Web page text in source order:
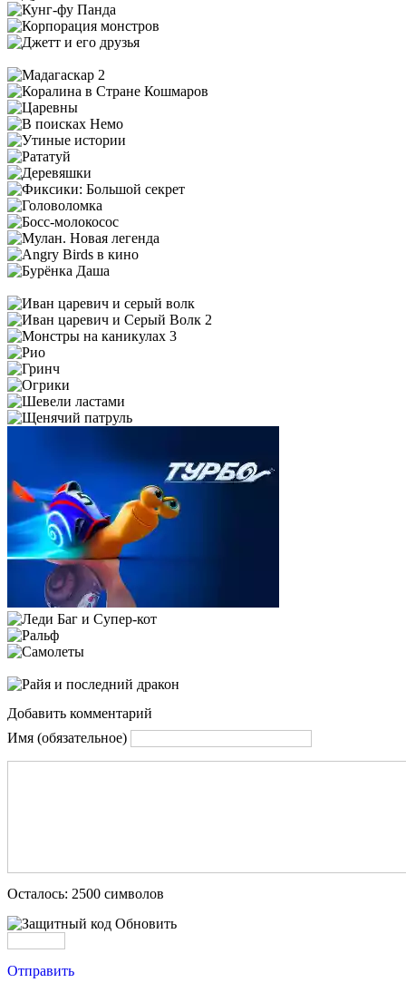
Добавить комментарий
Имя (обязательное)
Осталось: 2500 символов
Обновить
Отправить